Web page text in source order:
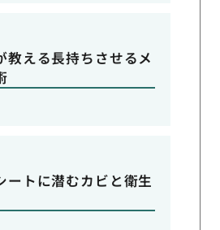
教える長持ちさせるメ
ートに潜むカビと衛生